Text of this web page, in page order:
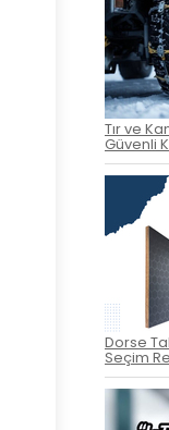
Tır ve
Güvenli
Dorse
Seçim